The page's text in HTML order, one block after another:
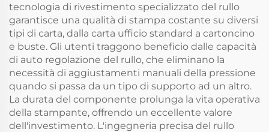
tecnologia di rivestimento specializzato del rullo
garantisce una qualità di stampa costante su diversi
tipi di carta, dalla carta ufficio standard a cartoncino
e buste. Gli utenti traggono beneficio dalle capacità
di auto regolazione del rullo, che eliminano la
necessità di aggiustamenti manuali della pressione
quando si passa da un tipo di supporto ad un altro.
La durata del componente prolunga la vita operativa
della stampante, offrendo un eccellente valore
dell'investimento. L'ingegneria precisa del rullo